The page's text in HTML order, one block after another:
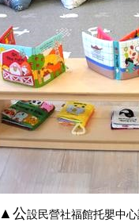
▲公設民營社福館托嬰中心